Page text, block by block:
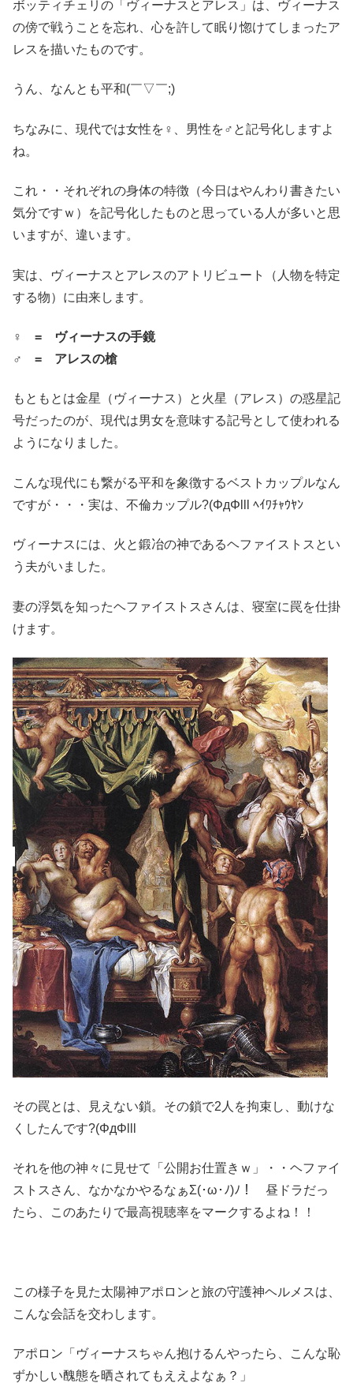
ボッティチェリの「ヴィーナスとアレス」は、ヴィーナス
の傍で戦うことを忘れ、心を許して眠り惚けてしまったア
レスを描いたものです。
うん、なんとも平和(￣▽￣;)
ちなみに、現代では女性を♀、男性を♂と記号化しますよ
ね。
これ・・それぞれの身体の特徴（今日はやんわり書きたい
気分ですｗ）を記号化したものと思っている人が多いと思
いますが、違います。
実は、ヴィーナスとアレスのアトリビュート（人物を特定
する物）に由来します。
♀ = ヴィーナスの手鏡
♂ = アレスの槍
もともとは金星（ヴィーナス）と火星（アレス）の惑星記
号だったのが、現代は男女を意味する記号として使われる
ようになりました。
こんな現代にも繋がる平和を象徴するベストカップルなん
ですが・・・実は、不倫カップル?(ΦдΦlll ﾍｲﾜﾁｬｳﾔﾝ
ヴィーナスには、火と鍛冶の神であるヘファイストスとい
う夫がいました。
妻の浮気を知ったヘファイストスさんは、寝室に罠を仕掛
けます。
その罠とは、見えない鎖。その鎖で2人を拘束し、動けな
くしたんです?(ΦдΦlll
それを他の神々に見せて「公開お仕置きｗ」・・ヘファイ
ストスさん、なかなかやるなぁΣ(･ω･ﾉ)ﾉ！ 昼ドラだっ
たら、このあたりで最高視聴率をマークするよね！！
この様子を見た太陽神アポロンと旅の守護神ヘルメスは、
こんな会話を交わします。
アポロン「ヴィーナスちゃん抱けるんやったら、こんな恥
ずかしい醜態を晒されてもええよなぁ？」